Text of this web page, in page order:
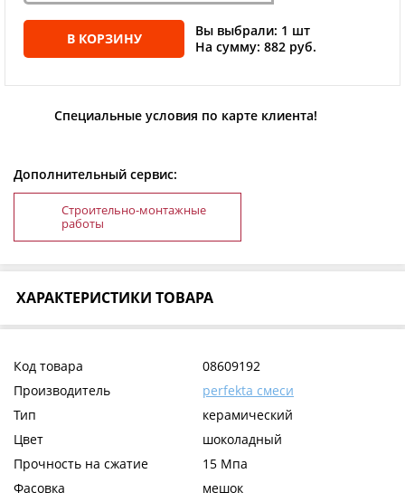
В КОРЗИНУ
Вы выбрали: 1 шт
На сумму: 882 руб.
Специальные условия по карте клиента!
Дополнительный сервис:
Строительно-монтажные
работы
ХАРАКТЕРИСТИКИ ТОВАРА
Код товара
08609192
Производитель
perfekta смеси
Тип
керамический
Цвет
шоколадный
Прочность на сжатие
15 Мпа
Фасовка
мешок